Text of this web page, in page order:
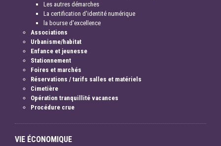
Les autres démarches
La certification d'identité numérique
la bourse d'excellence
Associations
Urbanisme/habitat
Enfance et jeunesse
Stationnement
Foires et marchés
Réservations / tarifs salles et matériels
Cimetière
Opération tranquillité vacances
Procédure crue
VIE ÉCONOMIQUE